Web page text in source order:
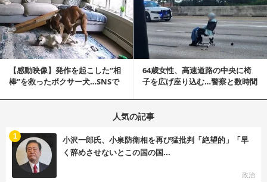
【感動映像】発作を起こした“相
棒”を救ったボクサー犬…SNSで
64歳女性、高速道路の中央に椅
子を広げ座り込む…警察と数時間
記事を読む
人気の記事
小沢一郎氏、小泉防衛相を再び猛批判「絶望的」「早
く辞めさせないとこの国の国...
政治
1